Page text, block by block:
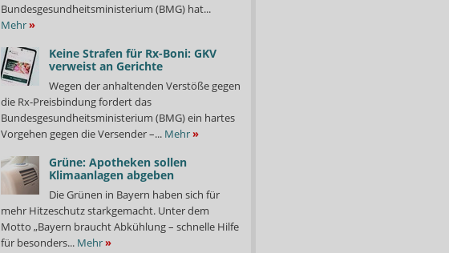
Bundesgesundheitsministerium (BMG) hat...
Mehr»
Keine Strafen für Rx-Boni: GKV
verweist an Gerichte
Wegen der anhaltenden Verstöße gegen
die Rx-Preisbindung fordert das
Bundesgesundheitsministerium (BMG) ein hartes
Vorgehen gegen die Versender –... Mehr»
Grüne: Apotheken sollen
Klimaanlagen abgeben
Die Grünen in Bayern haben sich für
mehr Hitzeschutz starkgemacht. Unter dem
Motto „Bayern braucht Abkühlung – schnelle Hilfe
für besonders... Mehr»